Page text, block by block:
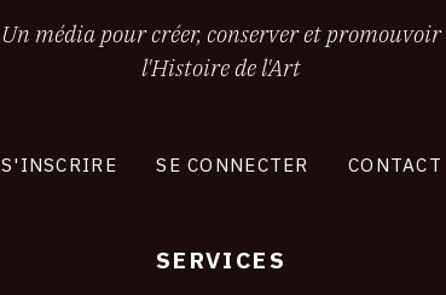
Un média pour créer, conserver et promouvoir
l'Histoire de l'Art
S'INSCRIRE SE CONNECTER CONTACT
SERVICES